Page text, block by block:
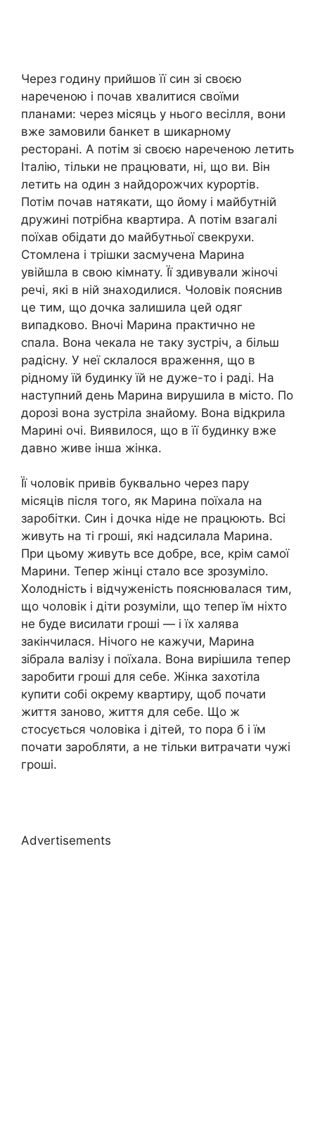
Через годину прийшов її син зі своєю
нареченою і почав хвалитися своїми
планами: через місяць у нього весілля, вони
вже замовили банкет в шикарному
ресторані. А потім зі своєю нареченою летить
Італію, тільки не працювати, ні, що ви. Він
летить на один з найдорожчих курортів.
Потім почав натякати, що йому і майбутній
дружині потрібна квартира. А потім взагалі
поїхав обідати до майбутньої свекрухи.
Стомлена і трішки засмучена Марина
увійшла в свою кімнату. Її здивували жіночі
речі, які в ній знаходилися. Чоловік пояснив
це тим, що дочка залишила цей одяг
випадково. Вночі Марина практично не
спала. Вона чекала не таку зустріч, а більш
радісну. У неї склалося враження, що в
рідному їй будинку їй не дуже-то і раді. На
наступний день Марина вирушила в місто. По
дорозі вона зустріла знайому. Вона відкрила
Марині очі. Виявилося, що в її будинку вже
давно живе інша жінка.
Її чоловік привів буквально через пару
місяців після того, як Марина поїхала на
заробітки. Син і дочка ніде не працюють. Всі
живуть на ті гроші, які надсилала Марина.
При цьому живуть все добре, все, крім самої
Марини. Тепер жінці стало все зрозуміло.
Холодність і відчуженість пояснювалася тим,
що чоловік і діти розуміли, що тепер їм ніхто
не буде висилати гроші — і їх халява
закінчилася. Нічого не кажучи, Марина
зібрала валізу і поїхала. Вона вирішила тепер
заробити гроші для себе. Жінка захотіла
купити собі окрему квартиру, щоб почати
життя заново, життя для себе. Що ж
стосується чоловіка і дітей, то пора б і їм
почати заробляти, а не тільки витрачати чужі
гроші.
Advertisements